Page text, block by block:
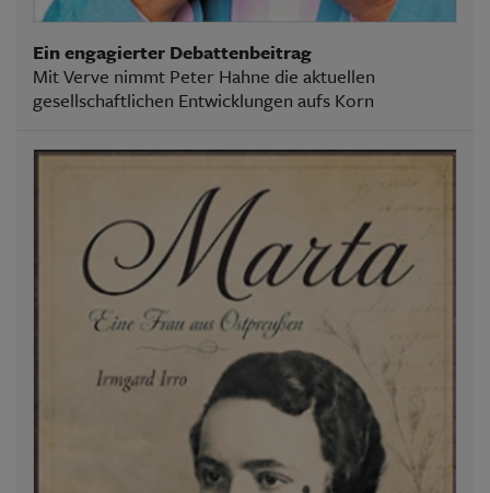
Ein engagierter Debattenbeitrag
Mit Verve nimmt Peter Hahne die aktuellen
gesellschaftlichen Entwicklungen aufs Korn